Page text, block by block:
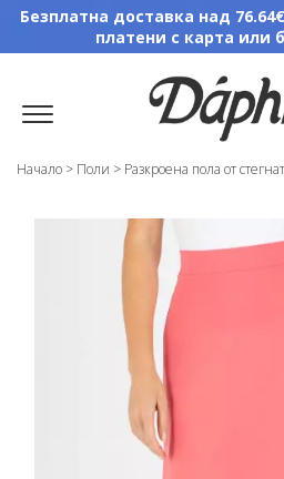
Безплатна доставка над
платени с карта или
Начало > Поли > Разкроена пола от